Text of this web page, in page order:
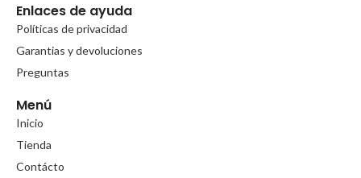
Enlaces de ayuda
Políticas de privacidad
Garantias y devoluciones
Preguntas
Menú
Inicio
Tienda
Contácto